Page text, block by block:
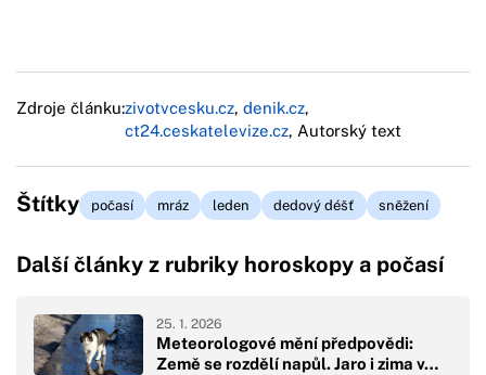
Zdroje článku:zivotvcesku.cz, denik.cz,
ct24.ceskatelevize.cz, Autorský text
Štítky počasí mráz leden dedový déšť sněžení
Další články z rubriky horoskopy a počasí
Meteorologové mění předpovědi:
Země se rozdělí napůl. Jaro i zima v…
25. 1. 2026